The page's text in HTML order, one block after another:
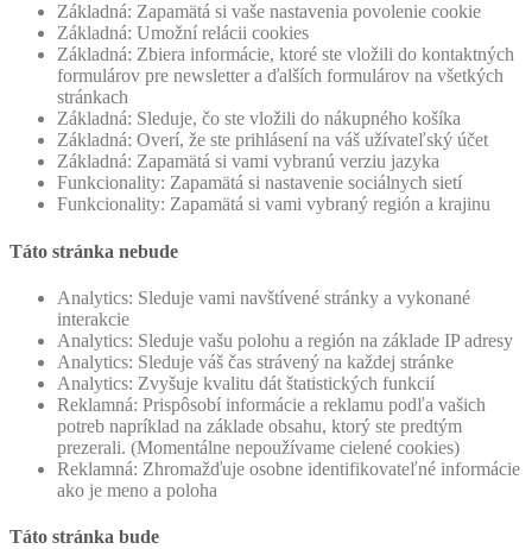
Základná: Zapamätá si vaše nastavenia povolenie cookie
Základná: Umožní relácii cookies
Základná: Zbiera informácie, ktoré ste vložili do kontaktných
formulárov pre newsletter a ďalších formulárov na všetkých
stránkach
Základná: Sleduje, čo ste vložili do nákupného košíka
Základná: Overí, že ste prihlásení na váš užívateľský účet
Základná: Zapamätá si vami vybranú verziu jazyka
Funkcionality: Zapamätá si nastavenie sociálnych sietí
Funkcionality: Zapamätá si vami vybraný región a krajinu
Táto stránka nebude
Analytics: Sleduje vami navštívené stránky a vykonané
interakcie
Analytics: Sleduje vašu polohu a región na základe IP adresy
Analytics: Sleduje váš čas strávený na každej stránke
Analytics: Zvyšuje kvalitu dát štatistických funkcií
Reklamná: Prispôsobí informácie a reklamu podľa vašich
potreb napríklad na základe obsahu, ktorý ste predtým
prezerali. (Momentálne nepoužívame cielené cookies)
Reklamná: Zhromažďuje osobne identifikovateľné informácie
ako je meno a poloha
Táto stránka bude